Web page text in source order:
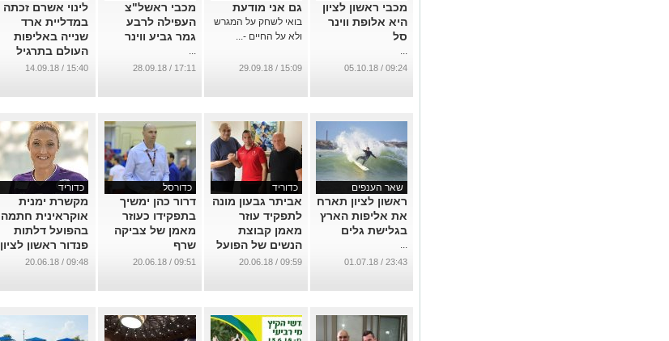
מכבי ראשון לציון
היא אלופת ווינר
סל
...
09:24 / 05.10.18
גם אני מודעת
בואי לשחק על המגרש
ולא על החיים -...
15:09 / 29.09.18
מכבי ראשל"צ
העפילה לרבע
גמר גביע ווינר
...
17:11 / 28.09.18
לינוי אשרם זכתה
במדליית ארד
שנייה באליפות
העולם בתרגיל
הסרט
15:40 / 14.09.18
שאר הענפים
ראשון לציון תארח
את אליפות הארץ
בגלישת גלים
...
23:43 / 01.07.18
כדוריד
אביתר גבעון מונה
לתפקיד עוזר
מאמן קבוצת
הנשים של הפועל
ראשון לציון
09:59 / 20.06.18
כדורסל
דרור כהן ימשיך
בתפקידו כעוזר
מאמן של צביקה
שרף
...
09:51 / 20.06.18
כדוריד
מקשרת ימנית
אוקראינית חתמה
בהפועל דלתות
פנדור ראשון לציון
...
09:48 / 20.06.18